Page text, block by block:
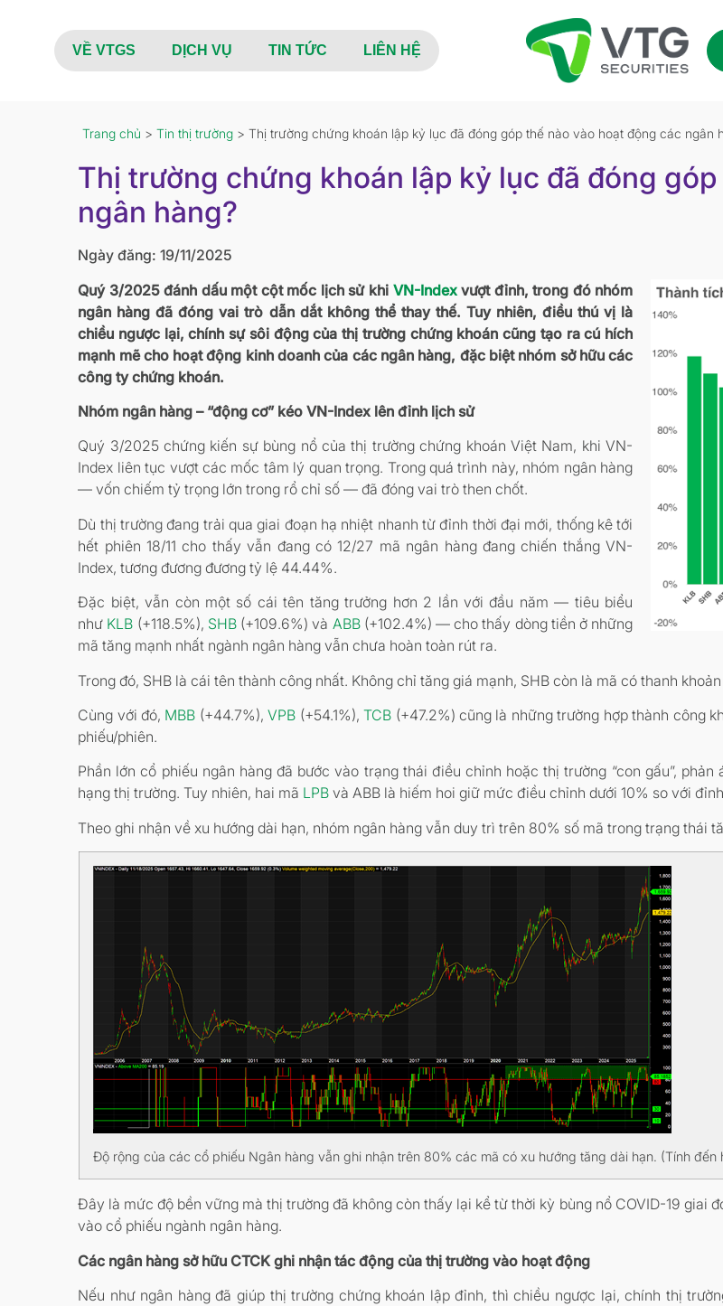
VỀ VTGS DỊCH VỤ TIN TỨC LIÊN HỆ
Trang chủ >Tin thị trường > Thị trường chứng khoán lập kỷ lục đã đóng góp thế nào vào hoạt động các ngân
Thị trường chứng khoán lập kỷ lục đã đóng
ngân hàng?
Ngày đăng: 19/11/2025
Quý 3/2025 đánh dấu một cột mốc lịch sử khi VN-Indexvượt đỉnh, trong đó nhóm
ngân hàng đã đóng vai trò dẫn dắt không thể thay thế. Tuy nhiên, điều thú vị là
chiều ngược lại, chính sự sôi động của thị trường chứng khoán cũng tạo ra cú hích
mạnh mẽ cho hoạt động kinh doanh của các ngân hàng, đặc biệt nhóm sở hữu các
công ty chứng khoán.
Nhóm ngân hàng – “động cơ” kéo VN-Index lên đỉnh lịch sử
Quý 3/2025 chứng kiến sự bùng nổ của thị trường chứng khoán Việt Nam, khi VN-
Index liên tục vượt các mốc tâm lý quan trọng. Trong quá trình này, nhóm ngân hàng
— vốn chiếm tỷ trọng lớn trong rổ chỉ số — đã đóng vai trò then chốt.
Dù thị trường đang trải qua giai đoạn hạ nhiệt nhanh từ đỉnh thời đại mới, thống kê tới
hết phiên 18/11 cho thấy vẫn đang có 12/27 mã ngân hàng đang chiến thắng VN-
Index, tương đương đương tỷ lệ 44.44%.
Đặc biệt, vẫn còn một số cái tên tăng trưởng hơn 2 lần với đầu năm — tiêu biểu
như KLB (+118.5%), SHB(+109.6%) và ABB(+102.4%) — cho thấy dòng tiền ở những
mã tăng mạnh nhất ngành ngân hàng vẫn chưa hoàn toàn rút ra.
Trong đó, SHB là cái tên thành công nhất. Không chỉ tăng giá mạnh, SHB còn là mã có thanh
Cùng với đó, MBB (+44.7%),VPB (+54.1%),TCB (+47.2%) cũng là những trường hợp thành công
phiếu/phiên.
Phần lớn cổ phiếu ngân hàng đã bước vào trạng thái điều chỉnh hoặc thị trường “con gấu”,
hạng thị trường. Tuy nhiên, hai mã LPB và ABB là hiếm hoi giữ mức điều chỉnh dưới 10% so với
Theo ghi nhận về xu hướng dài hạn, nhóm ngân hàng vẫn duy trì trên 80% số mã trong trạng thái
Độ rộng của các cổ phiếu Ngân hàng vẫn ghi nhận trên 80% các mã có xu hướng tăng dài hạn. (Tính đến
Đây là mức độ bền vững mà thị trường đã không còn thấy lại kể từ thời kỳ bùng nổ COVID-19 giai
vào cổ phiếu ngành ngân hàng.
Các ngân hàng sở hữu CTCK ghi nhận tác động của thị trường vào hoạt động
Nếu như ngân hàng đã giúp thị trường chứng khoán lập đỉnh, thì chiều ngược lại, chính thị